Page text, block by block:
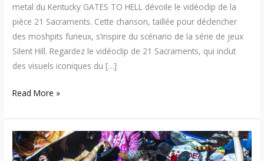
metal du Kentucky GATES TO HELL dévoile le vidéoclip de la
pièce 21 Sacraments. Cette chanson, taillée pour déclencher
des moshpits furieux, s’inspire du scénario de la série de jeux
Silent Hill. Regardez le vidéoclip de 21 Sacraments, qui inclut
des visuels iconiques du […]
Read More »
Belushi
Speed